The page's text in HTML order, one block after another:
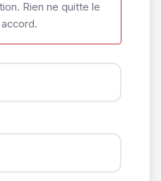
Rien ne quitte le